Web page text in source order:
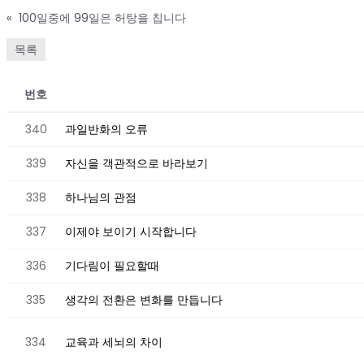
« 100일중에 99일은 허탕을 칩니다
목록
번호
340 과일반화의 오류
339 자신을 객관적으로 바라보기
338 하나님의 관점
337 이제야 보이기 시작합니다
336 기다림이 필요할때
335 생각의 전환은 변화를 만듭니다
334 교육과 세뇌의 차이